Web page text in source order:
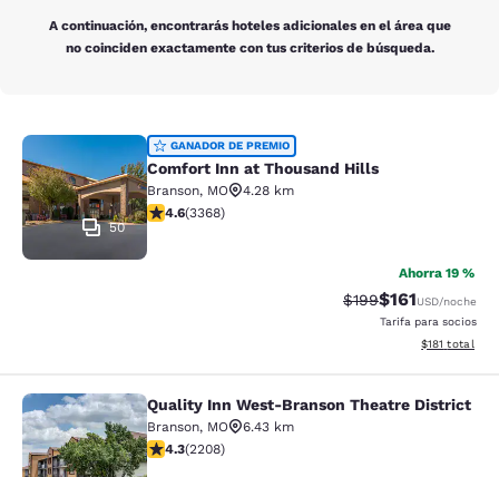
A continuación, encontrarás hoteles adicionales en el área que
no coinciden exactamente con tus criterios de búsqueda.
Comfort Inn at Thousand Hills
50
GANADOR DE PREMIO
Comfort Inn at Thousand Hills
Branson, MO
4.28 km
calificación de 4.58 estrellas. Excelente. 3368 reseñas
4.6(3368)
Ahorra 19 %
Precio tachado:
$199Precio con
$161USD/noche
Tarifa para socios
Ver detalles
$181 total
Quality Inn West-Branson Theatre
Quality Inn West-Branson Theatre District
Branson, MO
6.43 km
calificación de 4.28 estrellas. Excelente. 2208 reseñas
4.3(2208)